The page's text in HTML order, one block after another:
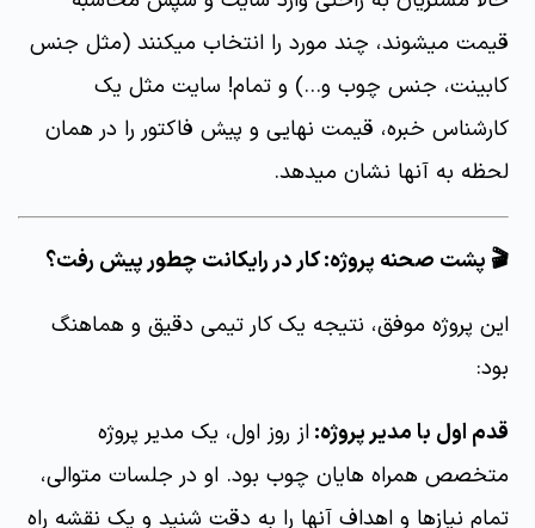
قیمت میشوند، چند مورد را انتخاب میکنند (مثل جنس
کابینت، جنس چوب و...) و تمام! سایت مثل یک
کارشناس خبره، قیمت نهایی و پیش فاکتور را در همان
لحظه به آنها نشان میدهد.
🎬 پشت صحنه پروژه: کار در رایکانت چطور پیش رفت؟
این پروژه موفق، نتیجه یک کار تیمی دقیق و هماهنگ
بود:
قدم اول با مدیر پروژه:از روز اول، یک مدیر پروژه
متخصص همراه هایان چوب بود. او در جلسات متوالی،
تمام نیازها و اهداف آنها را به دقت شنید و یک نقشه راه